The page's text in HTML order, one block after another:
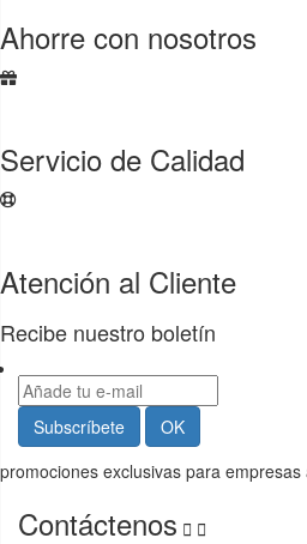
Ahorre con nosotros
Servicio de Calidad
Atención al Cliente
Recibe nuestro boletín
promociones exclusivas para
Contáctenos  